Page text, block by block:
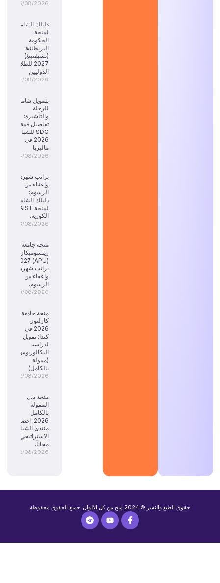
05/08/2026
دليلك الشامل
لمنحة
الحكومة
البريطانية
(تشيفنينغ)
2027 للطلاب
الدوليين.
04/08/2026
بتمويل شامل
للرحلة
والتأشيرة:
تفاصيل قمة
SDG للشباب
2026 في
ماليزيا.
04/08/2026
براتب شهري
وإعفاء من
الرسوم:
دليلك الشامل
لمنحة KAIST
الكورية.
03/08/2026
منحة جامعة
ريتسوميكان
(APU) 2027:
براتب شهري
وإعفاء من
الرسوم.
03/08/2026
منحة جامعة
كارلتون
2026 في
كندا: تمويل
لدراسة
البكالوريوس
(ممولة
بالكامل).
02/08/2026
منحة دبي
الممولة
بالكامل
2026: احضر
منتدى الشباب
الاستراتيجي
مجاناً.
02/08/2026
حقوق الطبع والنشر © 2024 منح من كل الالوان. جميع الحقوق محفوظة